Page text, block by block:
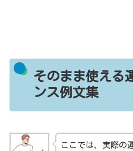
そのまま使える
ンス例文集
ここでは、実際の